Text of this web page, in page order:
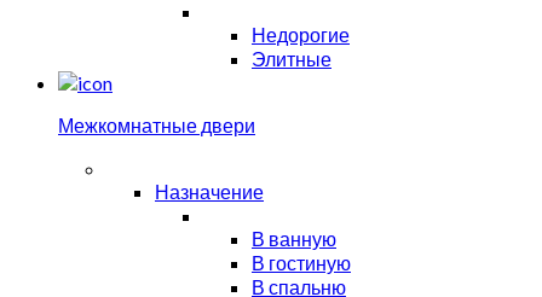
Недорогие
Элитные
Межкомнатные двери
Назначение
В ванную
В гостиную
В спальню